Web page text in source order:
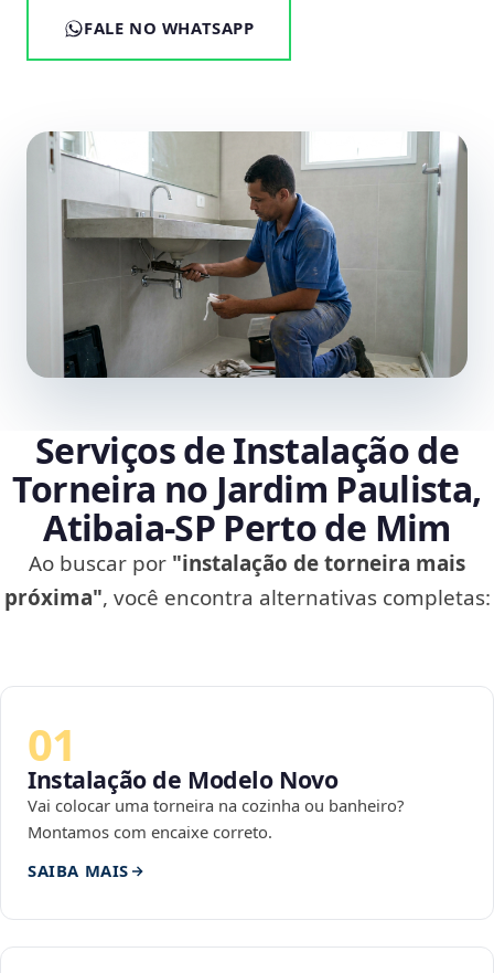
FALE NO WHATSAPP
Serviços de Instalação de
Torneira no Jardim Paulista,
Atibaia‑SP Perto de Mim
Ao buscar por "instalação de torneira mais
próxima", você encontra alternativas completas:
01
Instalação de Modelo Novo
Vai colocar uma torneira na cozinha ou banheiro?
Montamos com encaixe correto.
SAIBA MAIS